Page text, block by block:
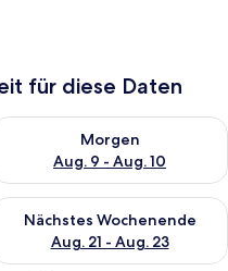
für diese Daten
Nacht, Aug. 8 - Aug. 9.
Morgen
Aug. 9 - Aug. 10
die Verfügbarkeit
Wochenende, Aug. 14
Nächstes Wochenende
Aug. 21 - Aug. 23
die Verfügbarkeit